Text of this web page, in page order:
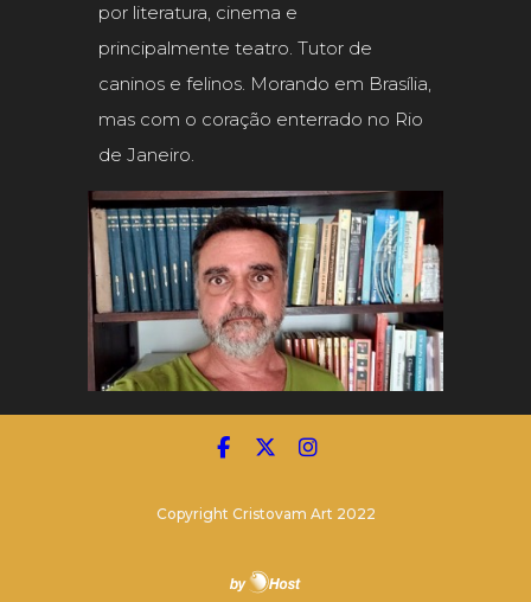
por literatura, cinema e
principalmente teatro. Tutor de
caninos e felinos. Morando em Brasília,
mas com o coração enterrado no Rio
de Janeiro.
Copyright Cristovam Art 2022